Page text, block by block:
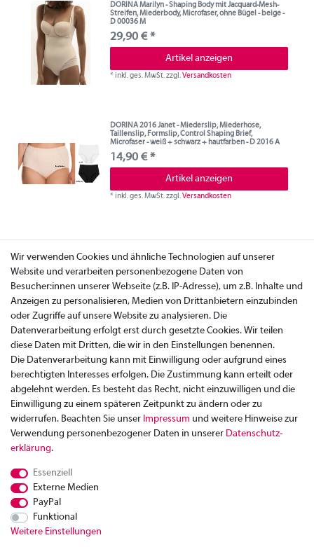
DORINA Marilyn - Shaping Body mit Jacquard-Mesh-
Streifen, Miederbody, Microfaser, ohne Bügel - beige -
D 00036 M
29,90 € *
Artikel anzeigen
*inkl. ges. MwSt.zzgl.Versandkosten
DORINA 2016 Janet - Miederslip, Miederhose,
Taillenslip, Formslip, Control Shaping Brief,
Microfaser - weiß + schwarz + hautfarben - D 2016 A
14,90 € *
Artikel anzeigen
*inkl. ges. MwSt.zzgl.Versandkosten
Zahlung
Rücksendung
Datenschutzerklärung
AGB
Wir verwenden Cookies und ähnliche Technologien auf unserer
Website und verarbeiten personenbezogene Daten von
Besucher:innen unserer Webseite (z.B. IP-Adresse), um z.B. Inhalte und
Anzeigen zu personalisieren, Medien von Drittanbietern einzubinden
oder Zugriffe auf unsere Website zu analysieren. Die
Datenverarbeitung erfolgt erst durch gesetzte Cookies. Wir teilen
diese Daten mit Dritten, die wir in den Einstellungen benennen.
Die Datenverarbeitung kann mit Einwilligung oder aufgrund eines
berechtigten Interesses erfolgen. Die Zustimmung kann erteilt oder
abgelehnt werden. Es besteht das Recht, nicht einzuwilligen und die
Einwilligung zu einem späteren Zeitpunkt zu ändern oder zu
widerrufen. Beachten Sie unser Impressum und weitere Hinweise zur
Verwendung personenbezogener Daten in unserer Daten­schutz­
erklärung.
Essenziell
Externe Medien
PayPal
Funktional
Weitere Einstellungen